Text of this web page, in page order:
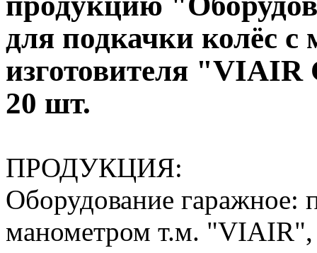
для подкачки колёс
изготовителя
20 шт.
ПРОДУКЦИЯ:
Оборудование гаражное:
манометром т.м. "VIAIR",